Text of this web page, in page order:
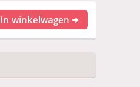
In winkelwagen